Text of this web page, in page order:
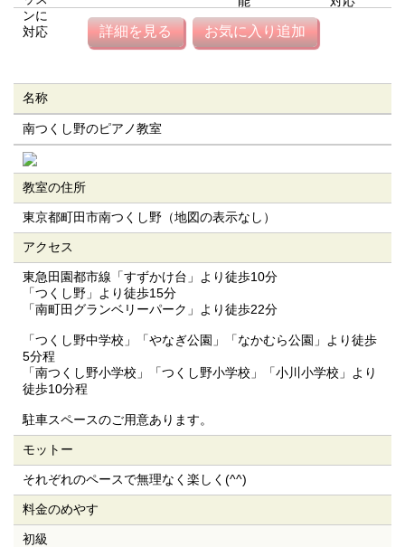
詳細を見る お気に入り追加
名称
南つくし野のピアノ教室
教室の住所
東京都町田市南つくし野（地図の表示なし）
アクセス
東急田園都市線「すずかけ台」より徒歩10分
「つくし野」より徒歩15分
「南町田グランベリーパーク」より徒歩22分
「つくし野中学校」「やなぎ公園」「なかむら公園」より徒歩
5分程
「南つくし野小学校」「つくし野小学校」「小川小学校」より
徒歩10分程
駐車スペースのご用意あります。
モットー
それぞれのペースで無理なく楽しく(^^)
料金のめやす
初級